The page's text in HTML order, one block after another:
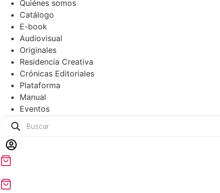
Quiénes somos
Catálogo
E-book
Audiovisual
Originales
Residencia Creativa
Crónicas Editoriales
Plataforma
Manual
Eventos
Products
search